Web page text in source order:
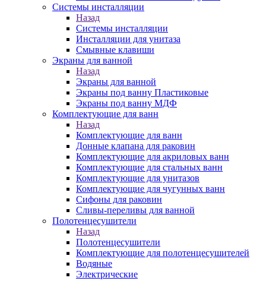
Системы инсталляции
Назад
Системы инсталляции
Инсталляции для унитаза
Смывные клавиши
Экраны для ванной
Назад
Экраны для ванной
Экраны под ванну Пластиковые
Экраны под ванну МДФ
Комплектующие для ванн
Назад
Комплектующие для ванн
Донные клапана для раковин
Комплектующие для акриловых ванн
Комплектующие для стальных ванн
Комплектующие для унитазов
Комплектующие для чугунных ванн
Сифоны для раковин
Сливы-переливы для ванной
Полотенцесушители
Назад
Полотенцесушители
Комплектующие для полотенцесушителей
Водяные
Электрические